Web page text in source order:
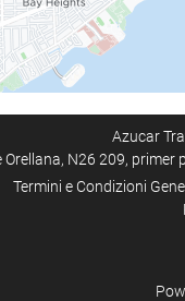
Azucar
N26 209,
Termini e Condizioni